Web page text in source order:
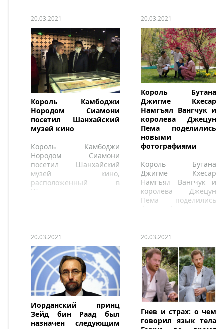
20.03.2021
Король Камбоджи
Нородом Сиамони
посетил Шанхайский
музей кино
Король Камбоджи
Нородом Сиамони
посетил Шанхайский
музей кино,
расположенный в
Шанхае.
20.03.2021
Король Бутана
Джигме Кхесар
Намгъял Вангчук и
королева Джецун
Пема поделились
новыми
фотографиями
Король Бутана
Джигме Кхесар
Намгъял Вангчук и
королева Джецун
Пема поделились
фотографиями,
20.03.2021
Иорданский принц
Зейд бин Раад был
назначен следующим
20.03.2021
Гнев и страх: о чем
говорил язык тела